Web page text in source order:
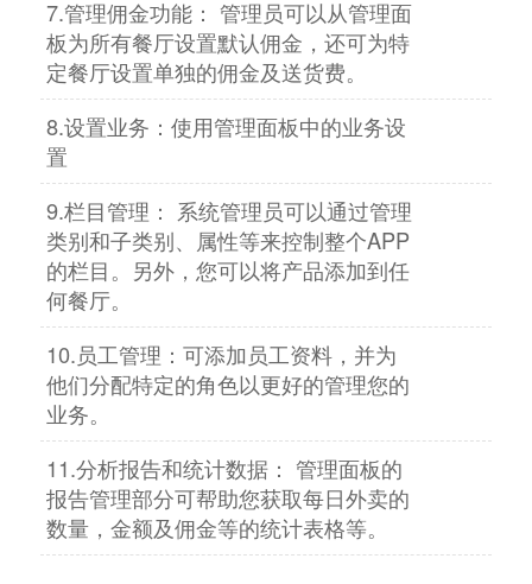
7.管理佣金功能： 管理员可以从管理面
板为所有餐厅设置默认佣金，还可为特
定餐厅设置单独的佣金及送货费。
8.设置业务：使用管理面板中的业务设
置
9.栏目管理： 系统管理员可以通过管理
类别和子类别、属性等来控制整个APP
的栏目。另外，您可以将产品添加到任
何餐厅。
10.员工管理：可添加员工资料，并为
他们分配特定的角色以更好的管理您的
业务。
11.分析报告和统计数据： 管理面板的
报告管理部分可帮助您获取每日外卖的
数量，金额及佣金等的统计表格等。